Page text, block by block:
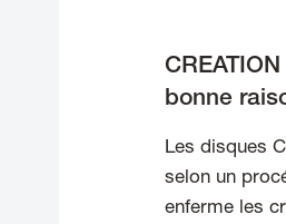
bonne
Les disques
selon un
enferme les